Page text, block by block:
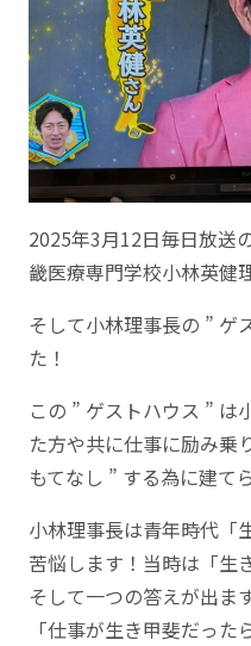
2025年3月12日毎日放送
畿医療専門学校小林英健
そして小林理事長の ” ゲ
た！
この ” ゲストハウス ” は
た方や共に仕事に励み乗
もてなし ” する為に建て
小林理事長は青年時代「
苦悩します！当時は「生
そして一つの答えが出ま
「仕事が生き甲斐だっ